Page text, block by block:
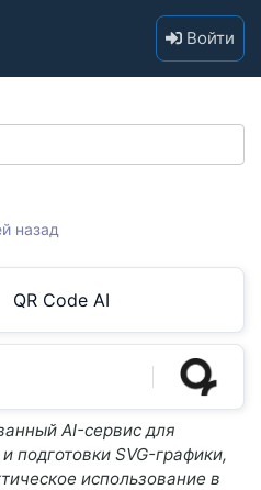
Войти
назад
QR Code AI
AI-сервис для
подготовки SVG-графики,
использование в